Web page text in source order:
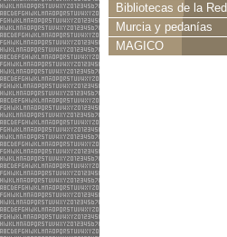
Bibliotecas de la Red
Murcia y pedanías
MAGICO